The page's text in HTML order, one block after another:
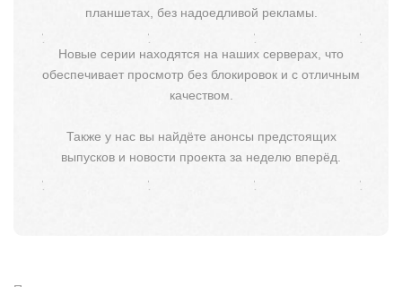
планшетах, без надоедливой рекламы.
Новые серии находятся на наших серверах, что
обеспечивает просмотр без блокировок и с отличным
качеством.
Также у нас вы найдёте анонсы предстоящих
выпусков и новости проекта за неделю вперёд.